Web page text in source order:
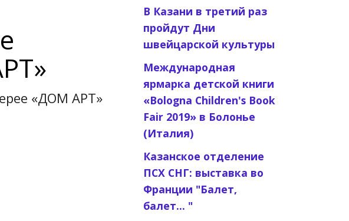
«ДОМ АРТ»
В Казани в третий раз
пройдут Дни
швейцарской культуры
Международная
ярмарка детской книги
«Bologna Children's Book
Fair 2019» в Болонье
(Италия)
Казанское отделение
ПСХ СНГ: выставка во
Франции "Балет,
балет... "